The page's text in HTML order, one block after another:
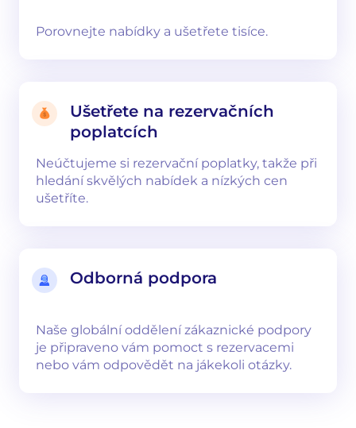
Porovnejte nabídky a ušetřete tisíce.
Ušetřete na rezervačních
poplatcích
Neúčtujeme si rezervační poplatky, takže při
hledání skvělých nabídek a nízkých cen
ušetříte.
Odborná podpora
Naše globální oddělení zákaznické podpory
je připraveno vám pomoct s rezervacemi
nebo vám odpovědět na jákekoli otázky.